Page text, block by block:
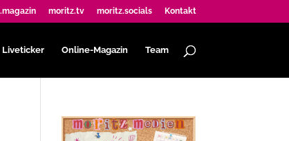
moritz.tv moritz.socials Kontakt
Liveticker Online-Magazin Team